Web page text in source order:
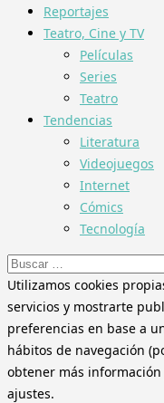
Reportajes
Teatro, Cine y TV
Películas
Series
Teatro
Tendencias
Literatura
Videojuegos
Internet
Cómics
Tecnología
Buscar:
Utilizamos cookies
servicios y mostrarte
preferencias en base a
hábitos de navegación
obtener más
ajustes.